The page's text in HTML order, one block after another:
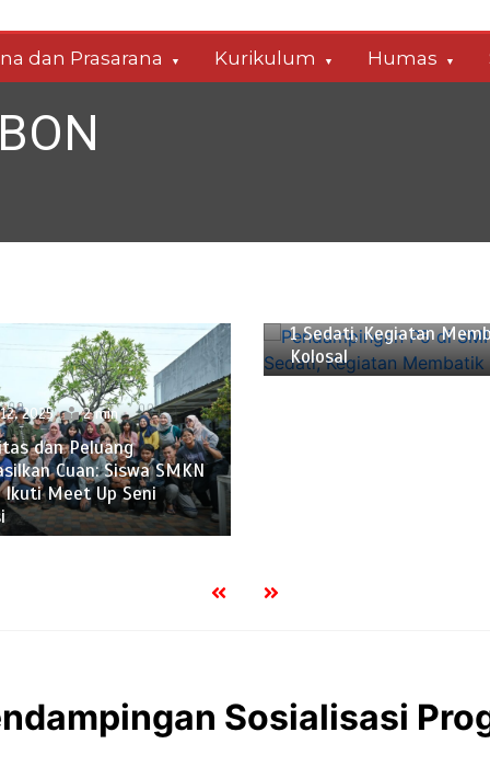
dan Prasarana Kurikulum Humas
2025 2 min
dan Peluang
Cuan: Siswa SMKN
Ikuti Meet Up Seni
1 Sedati, Kegiatan
Kolosal
Sosialisasi